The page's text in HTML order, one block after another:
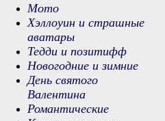
Мото
Хэллоуин и страшные
аватары
Тедди и позитифф
Новогодние и зимние
День святого
Валентина
Романтические